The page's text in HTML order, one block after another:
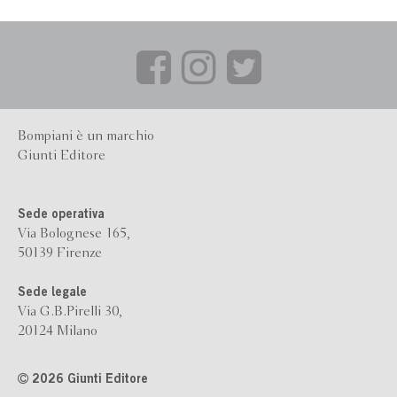
Bompiani è un marchio
Giunti Editore
Sede operativa
Via Bolognese 165,
50139 Firenze
Sede legale
Via G.B.Pirelli 30,
20124 Milano
2026 Giunti Editore